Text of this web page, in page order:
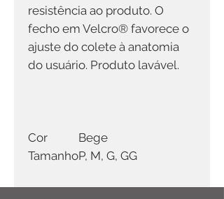
resistência ao produto. O
fecho em Velcro® favorece o
ajuste do colete à anatomia
do usuário. Produto lavável.
Cor
Bege
TamanhoP, M, G, GG